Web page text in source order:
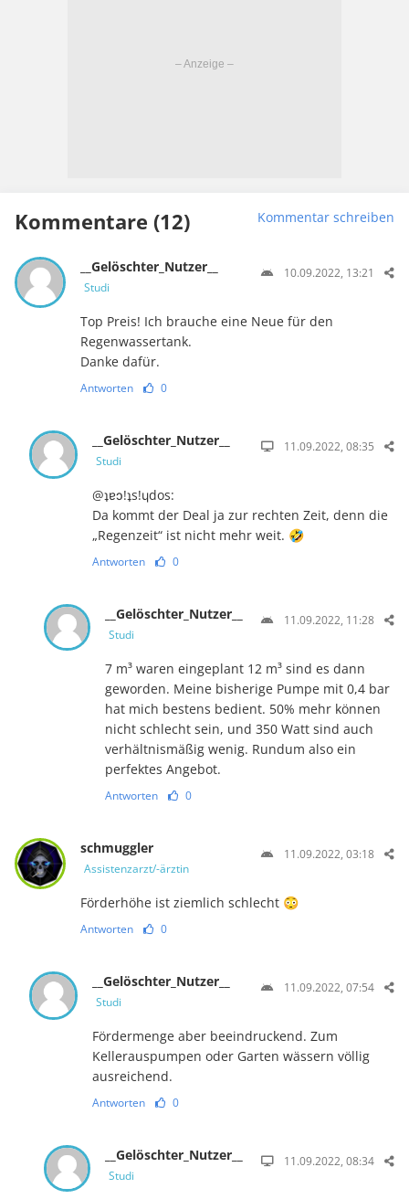
Kommentare (12) Kommentar schreiben
__Gelöschter_Nutzer__
Studi
10.09.2022, 13:21
Top Preis! Ich brauche eine Neue für den
Regenwassertank.
Danke dafür.
Antworten 0
__Gelöschter_Nutzer__
Studi
11.09.2022, 08:35
@ʇɐɔ!ʇs!ɥdos:
Da kommt der Deal ja zur rechten Zeit, denn die
„Regenzeit“ ist nicht mehr weit. 🤣
Antworten 0
__Gelöschter_Nutzer__
Studi
11.09.2022, 11:28
7 m³ waren eingeplant 12 m³ sind es dann
geworden. Meine bisherige Pumpe mit 0,4 bar
hat mich bestens bedient. 50% mehr können
nicht schlecht sein, und 350 Watt sind auch
verhältnismäßig wenig. Rundum also ein
perfektes Angebot.
Antworten 0
schmuggler
Assistenzarzt/-ärztin
11.09.2022, 03:18
Förderhöhe ist ziemlich schlecht 😳
Antworten 0
__Gelöschter_Nutzer__
Studi
11.09.2022, 07:54
Fördermenge aber beeindruckend. Zum
Kellerauspumpen oder Garten wässern völlig
ausreichend.
Antworten 0
__Gelöschter_Nutzer__
Studi
11.09.2022, 08:34